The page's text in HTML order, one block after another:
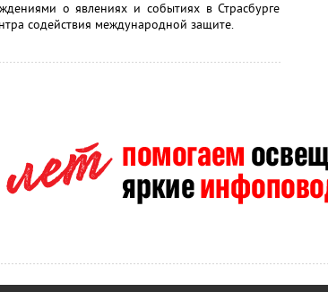
о явлениях и событиях в Страсбурге
содействия международной защите.